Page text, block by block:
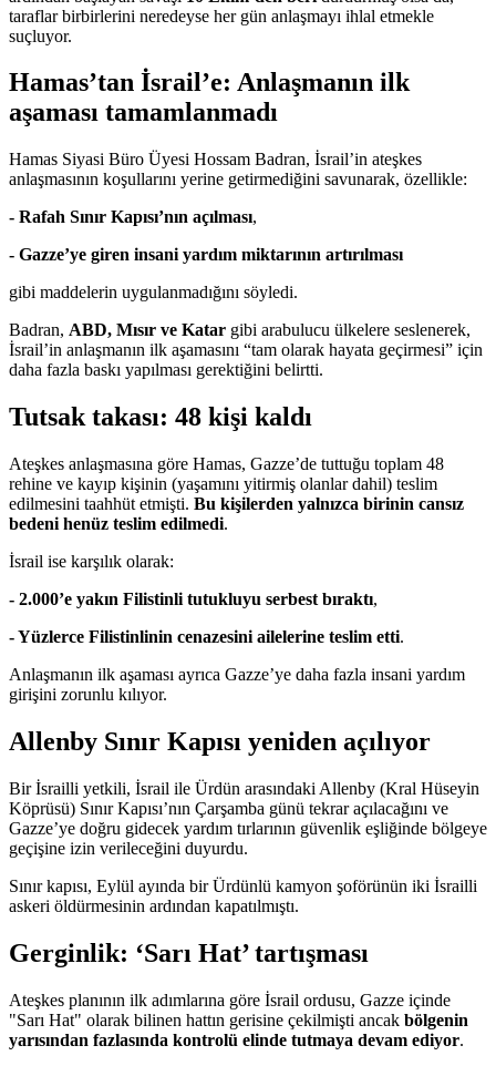
taraflar birbirlerini neredeyse her gün anlaşmayı ihlal etmekle
suçluyor.
Hamas’tan İsrail’e: Anlaşmanın ilk
aşaması tamamlanmadı
Hamas Siyasi Büro Üyesi Hossam Badran, İsrail’in ateşkes
anlaşmasının koşullarını yerine getirmediğini savunarak, özellikle:
- Rafah Sınır Kapısı’nın açılması,
- Gazze’ye giren insani yardım miktarının artırılması
gibi maddelerin uygulanmadığını söyledi.
Badran, ABD, Mısır ve Katar gibi arabulucu ülkelere seslenerek,
İsrail’in anlaşmanın ilk aşamasını “tam olarak hayata geçirmesi” için
daha fazla baskı yapılması gerektiğini belirtti.
Tutsak takası: 48 kişi kaldı
Ateşkes anlaşmasına göre Hamas, Gazze’de tuttuğu toplam 48
rehine ve kayıp kişinin (yaşamını yitirmiş olanlar dahil) teslim
edilmesini taahhüt etmişti. Bu kişilerden yalnızca birinin cansız
bedeni henüz teslim edilmedi.
İsrail ise karşılık olarak:
- 2.000’e yakın Filistinli tutukluyu serbest bıraktı,
- Yüzlerce Filistinlinin cenazesini ailelerine teslim etti.
Anlaşmanın ilk aşaması ayrıca Gazze’ye daha fazla insani yardım
girişini zorunlu kılıyor.
Allenby Sınır Kapısı yeniden açılıyor
Bir İsrailli yetkili, İsrail ile Ürdün arasındaki Allenby (Kral Hüseyin
Köprüsü) Sınır Kapısı’nın Çarşamba günü tekrar açılacağını ve
Gazze’ye doğru gidecek yardım tırlarının güvenlik eşliğinde bölgeye
geçişine izin verileceğini duyurdu.
Sınır kapısı, Eylül ayında bir Ürdünlü kamyon şoförünün iki İsrailli
askeri öldürmesinin ardından kapatılmıştı.
Gerginlik: ‘Sarı Hat’ tartışması
Ateşkes planının ilk adımlarına göre İsrail ordusu, Gazze içinde
"Sarı Hat" olarak bilinen hattın gerisine çekilmişti ancak bölgenin
yarısından fazlasında kontrolü elinde tutmaya devam ediyor.